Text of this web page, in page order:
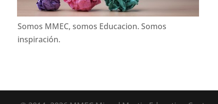
Somos MMEC, somos Educacion. Somos
inspiración.